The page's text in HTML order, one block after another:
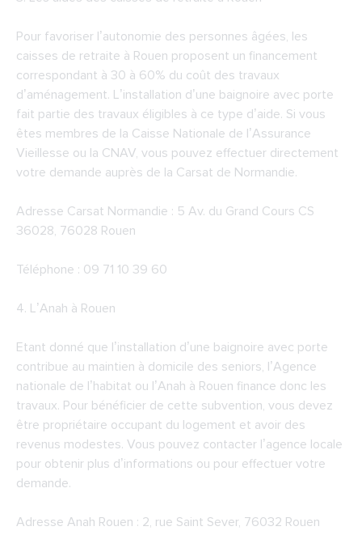
Pour favoriser l’autonomie des personnes âgées, les
caisses de retraite à Rouen proposent un financement
correspondant à 30 à 60% du coût des travaux
d’aménagement. L’installation d’une baignoire avec porte
fait partie des travaux éligibles à ce type d’aide. Si vous
êtes membres de la Caisse Nationale de l’Assurance
Vieillesse ou la CNAV, vous pouvez effectuer directement
votre demande auprès de la Carsat de Normandie.
Adresse Carsat Normandie : 5 Av. du Grand Cours CS
36028, 76028 Rouen
Téléphone : 09 71 10 39 60
4. L’Anah à Rouen
Etant donné que l’installation d’une baignoire avec porte
contribue au maintien à domicile des seniors, l’Agence
nationale de l’habitat ou l’Anah à Rouen finance donc les
travaux. Pour bénéficier de cette subvention, vous devez
être propriétaire occupant du logement et avoir des
revenus modestes. Vous pouvez contacter l’agence locale
pour obtenir plus d’informations ou pour effectuer votre
demande.
Adresse Anah Rouen : 2, rue Saint Sever, 76032 Rouen